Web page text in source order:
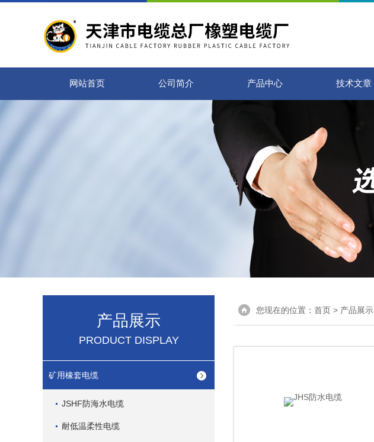
网站首页 公司简介 产品中心 技术文章
产品展示
PRODUCT DISPLAY
矿用橡套电缆
JSHF防海水电缆
耐低温柔性电缆
您现在的位置： 首页 > 产品展示